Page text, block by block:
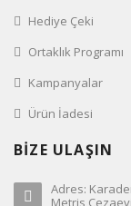
Hediye Çeki
Ortaklık Programı
Kampanyalar
Ürün İadesi
BİZE ULAŞIN
Adres:
Metris